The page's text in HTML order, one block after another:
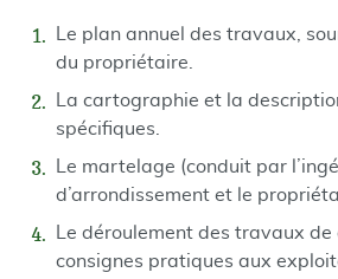
Le plan annuel des travaux,
du propriétaire.
La cartographie et la
spécifiques.
Le martelage (conduit par
d’arrondissement et le
Le déroulement des travaux de
consignes pratiques aux